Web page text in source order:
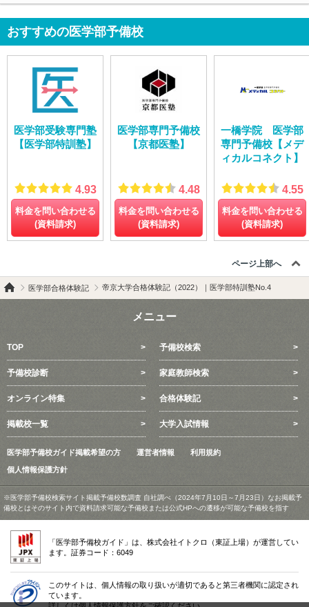
おすすめの医学部予備校
医学部受験専門塾
【医学部特訓塾】
4.93
料金を問い合わせる
(資料請求)
医学部専門予備校
【京都医塾】
4.48
料金を問い合わせる
(資料請求)
一橋学院 医学部
専門予備校【メデ
ィカルコネクト】
4.55
料金を問い合わせる
(資料請求)
ページ上部へ
医学部合格体験記 帝京大学合格体験記（2022）｜医学部特訓塾No.4
メニュー
TOP 予備校検索
予備校診断 家庭教師検索
オンライン特集 合格体験記
掲載校一覧 大学入試情報
医学部予備校ガイド掲載希望の方 運営者情報 利用規約
個人情報保護方針
※医学部予備校検索サイト掲載予備校数調査 自社調べ（2024年7月10日～7月23日）なお掲載予
備校とはそのサイト内で資料請求可能な予備校または公式HPへの遷移が可能な予備校を指す
「医学部予備校ガイド」は、株式会社イトクロ（東証上場）が運営してい
ます。証券コード：6049
このサイトは、個人情報の取り扱いが適切であると第三者機関に認定され
ています。